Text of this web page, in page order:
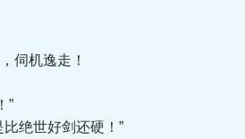
伺机逸走！
”
绝世好剑还硬！”